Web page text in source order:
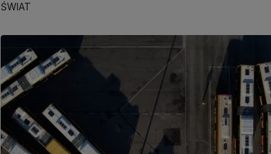
ŚWIAT